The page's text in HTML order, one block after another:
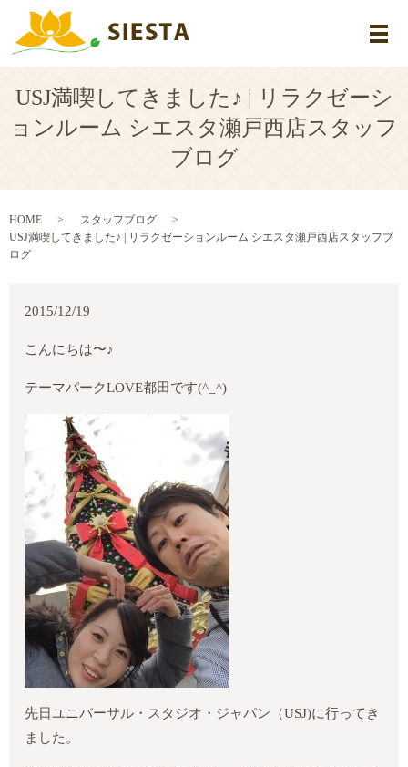
メ
USJ満喫してきました♪ | リラクゼーシ
ョンルーム シエスタ瀬戸西店スタッフ
ブログ
HOME
スタッフブログ
USJ満喫してきました♪ | リラクゼーションルーム シエスタ瀬戸西店スタッフブ
ログ
2015/12/19
こんにちは〜♪
テーマパークLOVE都田です(^_^)
先日ユニバーサル・スタジオ・ジャパン（USJ)に行ってき
ました。